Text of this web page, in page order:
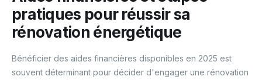
pratiques pour réussir sa
rénovation énergétique
Bénéficier des aides financières disponibles en 2025 est
souvent déterminant pour décider d'engager une rénovation